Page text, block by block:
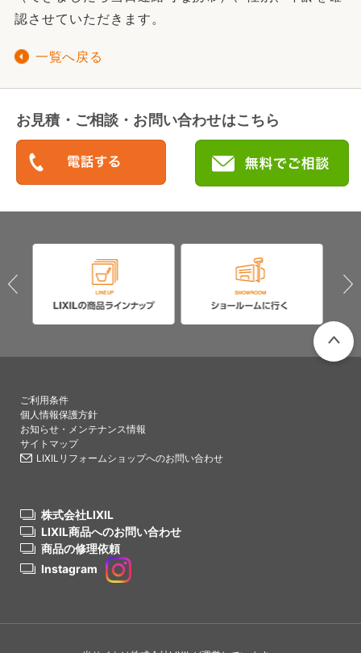
認させていただきます。
一覧へ戻る
お見積・ご相談・お問い合わせはこちら
ご利用条件
個人情報保護方針
お知らせ・メンテナンス情報
サイトマップ
LIXILリフォームショップへのお問い合わせ
株式会社LIXIL
LIXIL商品へのお問い合わせ
商品の修理依頼
Instagram